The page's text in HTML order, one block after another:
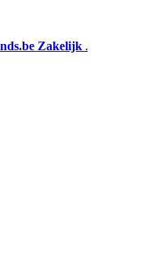
Zakelijk .